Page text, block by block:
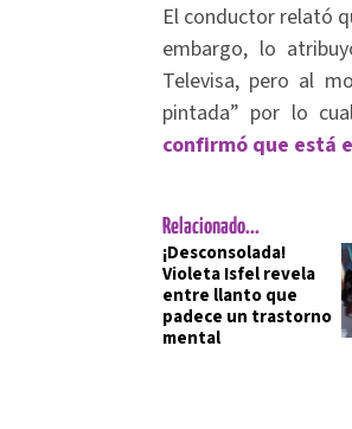
El conductor relató
embargo, lo
Televisa, pero al
pintada” por lo
confirmó que está
Relacionado...
¡Desconsolada!
Violeta Isfel revela
entre llanto que
padece un trastorno
mental